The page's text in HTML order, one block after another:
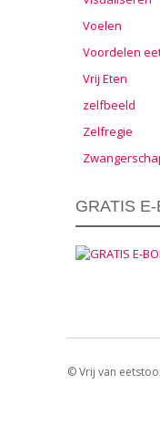
Voelen
Voordelen
Vrij Eten
zelfbeeld
Zelfregie
GRATIS
© Vrij van